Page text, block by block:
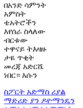
በአንድ ሳምንት
አምስት
ቴአትሮችን
እየሰራ ስላለው
ብርቱው
ተዋናይ ትእዛዙ
ታዬ ጥቂት
መረጃ አድርሼ
ነበር። እሱን
ስፖርት አድማስ ሪያል
ማድሪድ ያን ዶዮማንዴን